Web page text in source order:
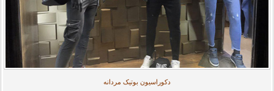
دکوراسیون بوتیک مردانه